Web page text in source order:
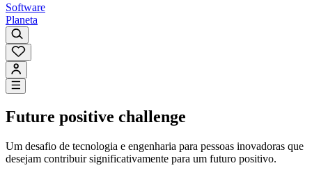
Software
Planeta
Future positive challenge
Um desafio de tecnologia e engenharia para pessoas inovadoras que
desejam contribuir significativamente para um futuro positivo.